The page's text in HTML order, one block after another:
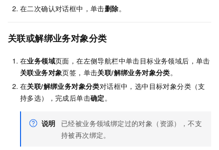
在二次确认对话框中，单击删除。
关联或解绑业务对象分类
在业务领域页面，在左侧导航栏中单击目标业务领域后，单击
关联业务对象页签，单击关联/解绑业务对象分类。
在关联/解绑业务对象分类对话框中，选中目标对象分类（支
持多选），完成后单击确定。
说明
已经被业务领域绑定过的对象（资源），不支
持被再次绑定。